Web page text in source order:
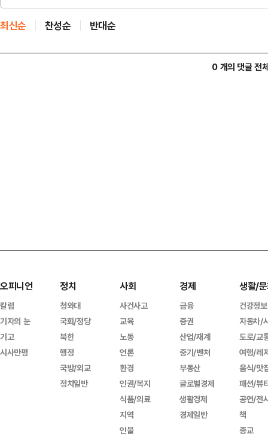
최신순 찬성순 반대순
0 개의 댓글 전
오피니언
칼럼
기자의 눈
기고
시사만평
정치
청와대
국회/정당
북한
행정
국방/외교
정치일반
사회
사건사고
교육
노동
언론
환경
인권/복지
식품/의료
지역
인물
경제
금융
증권
산업/재계
중기/벤처
부동산
글로벌경제
생활경제
경제일반
생활/
건강정보
자동차/
도로/교
여행/레
음식/맛
패션/뷰
공연/전
책
종교